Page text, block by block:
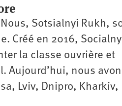
Sotsialnyi Rukh,
Créé en 2016,
la classe ouvrière et
Aujourd’hui, nous
Lviv, Dnipro, Kharkiv,